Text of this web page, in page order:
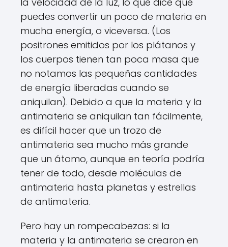
puedes convertir un poco de materia en
mucha energía, o viceversa. (Los
positrones emitidos por los plátanos y
los cuerpos tienen tan poca masa que
no notamos las pequeñas cantidades
de energía liberadas cuando se
aniquilan). Debido a que la materia y la
antimateria se aniquilan tan fácilmente,
es difícil hacer que un trozo de
antimateria sea mucho más grande
que un átomo, aunque en teoría podría
tener de todo, desde moléculas de
antimateria hasta planetas y estrellas
de antimateria.
Pero hay un rompecabezas: si la
materia y la antimateria se crearon en